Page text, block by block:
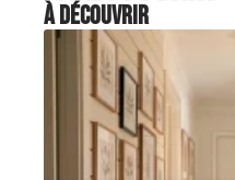
À découvrir